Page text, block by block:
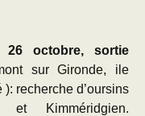
octobre, sortie
sur Gironde, ile
recherche d’oursins
Kimméridgien.